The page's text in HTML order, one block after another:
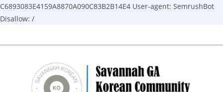
C6893083E4159A8870A090C83B2B14E4 User-agent: SemrushBot
Disallow: /
to